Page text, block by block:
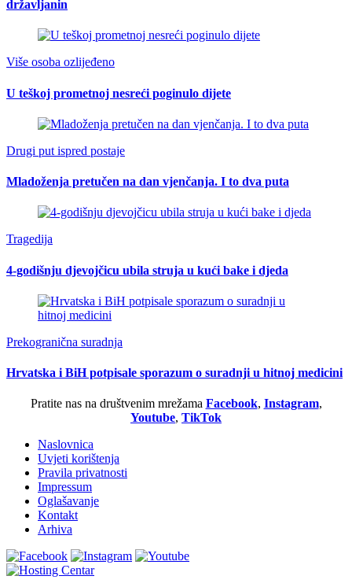
državljanin
Više osoba ozlijeđeno
U teškoj prometnoj nesreći poginulo dijete
Drugi put ispred postaje
Mladoženja pretučen na dan vjenčanja. I to dva puta
Tragedija
4-godišnju djevojčicu ubila struja u kući bake i djeda
Prekogranična suradnja
Hrvatska i BiH potpisale sporazum o suradnji u hitnoj medicini
Pratite nas na društvenim mrežama Facebook, Instagram,
Youtube, TikTok
Naslovnica
Uvjeti korištenja
Pravila privatnosti
Impressum
Oglašavanje
Kontakt
Arhiva